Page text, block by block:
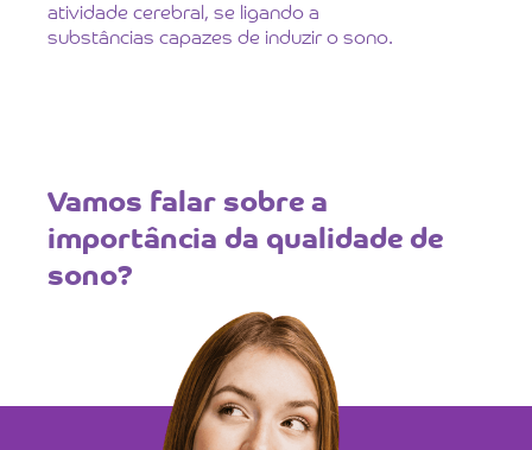
atividade cerebral, se ligando a
substâncias capazes de induzir o sono.
Vamos falar sobre a
importância da qualidade de
sono?